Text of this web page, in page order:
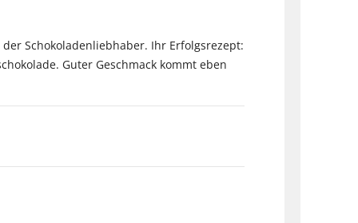
Schokoladenliebhaber. Ihr Erfolgsrezept:
Guter Geschmack kommt eben